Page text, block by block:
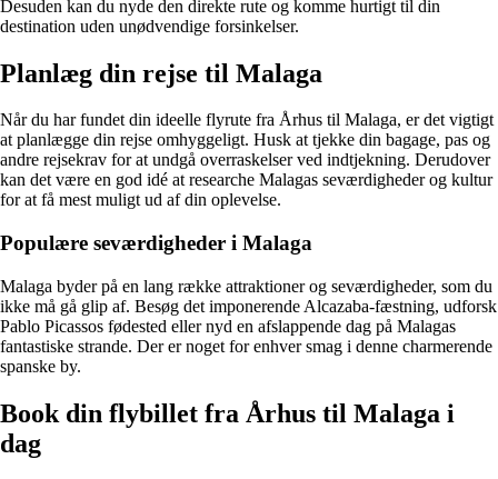
Desuden kan du nyde den direkte rute og komme hurtigt til din
destination uden unødvendige forsinkelser.
Planlæg din rejse til Malaga
Når du har fundet din ideelle flyrute fra Århus til Malaga, er det vigtigt
at planlægge din rejse omhyggeligt. Husk at tjekke din bagage, pas og
andre rejsekrav for at undgå overraskelser ved indtjekning. Derudover
kan det være en god idé at researche Malagas seværdigheder og kultur
for at få mest muligt ud af din oplevelse.
Populære seværdigheder i Malaga
Malaga byder på en lang række attraktioner og seværdigheder, som du
ikke må gå glip af. Besøg det imponerende Alcazaba-fæstning, udforsk
Pablo Picassos fødested eller nyd en afslappende dag på Malagas
fantastiske strande. Der er noget for enhver smag i denne charmerende
spanske by.
Book din flybillet fra Århus til Malaga i
dag